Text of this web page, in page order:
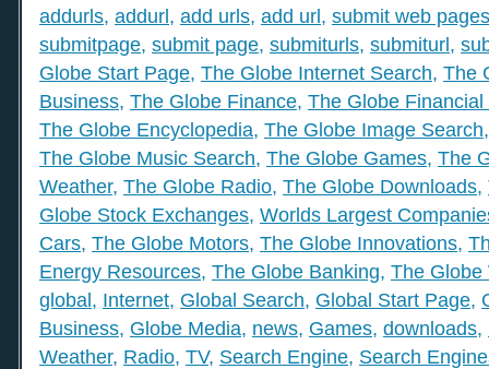
addurls, addurl, add urls, add url, submit web pages
submitpage, submit page, submiturls, submiturl,
Globe Start Page, The Globe Internet Search, The
Business, The Globe Finance, The Globe Financial
The Globe Encyclopedia, The Globe Image Search
The Globe Music Search, The Globe Games, The
Weather, The Globe Radio, The Globe Downloads,
Globe Stock Exchanges, Worlds Largest
Cars, The Globe Motors, The Globe Innovations,
Energy Resources, The Globe Banking, The Globe
global, Internet, Global Search, Global Start Page,
Business, Globe Media, news, Games, downloads,
Weather, Radio, TV, Search Engine, Search